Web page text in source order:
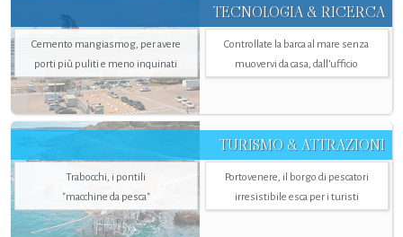
TECNOLOGIA & RICERCA
Cemento mangiasmog, per avere
porti più puliti e meno inquinati
Controllate la barca al mare senza
muovervi da casa, dall’ufficio
TURISMO & ATTRAZIONI
Trabocchi, i pontili
"macchine da pesca"
Portovenere, il borgo di pescatori
irresistibile esca per i turisti